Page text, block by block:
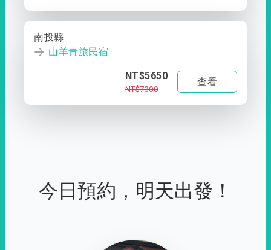
南投縣
山羊青旅民宿
NT$5650
NT$7300
查看
今日預約，明天出發！